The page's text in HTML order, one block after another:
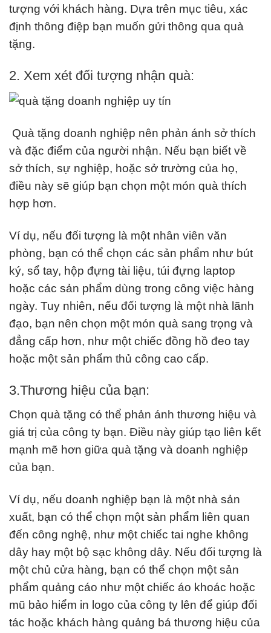
tượng với khách hàng. Dựa trên mục tiêu, xác
định thông điệp bạn muốn gửi thông qua quà
tặng.
2. Xem xét đối tượng nhận quà:
Quà tặng doanh nghiệp nên phản ánh sở thích
và đặc điểm của người nhận. Nếu bạn biết về
sở thích, sự nghiệp, hoặc sở trường của họ,
điều này sẽ giúp bạn chọn một món quà thích
hợp hơn.
Ví dụ, nếu đối tượng là một nhân viên văn
phòng, bạn có thể chọn các sản phẩm như bút
ký, sổ tay, hộp đựng tài liệu, túi đựng laptop
hoặc các sản phẩm dùng trong công việc hàng
ngày. Tuy nhiên, nếu đối tượng là một nhà lãnh
đạo, bạn nên chọn một món quà sang trọng và
đẳng cấp hơn, như một chiếc đồng hồ đeo tay
hoặc một sản phẩm thủ công cao cấp.
3.Thương hiệu của bạn:
Chọn quà tặng có thể phản ánh thương hiệu và
giá trị của công ty bạn. Điều này giúp tạo liên kết
mạnh mẽ hơn giữa quà tặng và doanh nghiệp
của bạn.
Ví dụ, nếu doanh nghiệp bạn là một nhà sản
xuất, bạn có thể chọn một sản phẩm liên quan
đến công nghệ, như một chiếc tai nghe không
dây hay một bộ sạc không dây. Nếu đối tượng là
một chủ cửa hàng, bạn có thể chọn một sản
phẩm quảng cáo như một chiếc áo khoác hoặc
mũ bảo hiểm in logo của công ty lên để giúp đối
tác hoặc khách hàng quảng bá thương hiệu của